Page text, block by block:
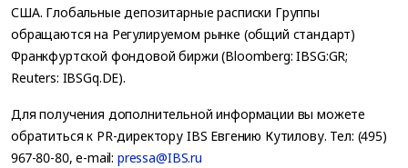
США. Глобальные депозитарные расписки Группы
обращаются на Регулируемом рынке (общий стандарт)
Франкфуртской фондовой биржи (Bloomberg: IBSG:GR;
Reuters: IBSGq.DE).
Для получения дополнительной информации вы можете
обратиться к PR-директору IBS Евгению Кутилову. Тел: (495)
967-80-80, e-mail: pressa@IBS.ru